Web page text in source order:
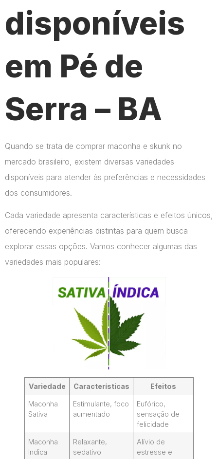
disponíveis
em Pé de
Serra – BA
Quando se trata de comprar maconha e skunk no
mercado brasileiro, existem diversas variedades
disponíveis para atender às preferências e necessidades
dos consumidores.
Cada variedade apresenta características e efeitos únicos,
oferecendo experiências distintas para quem busca
explorar essas opções. Vamos conhecer algumas das
variedades mais populares:
Variedade Características Efeitos
Maconha
Sativa
Estimulante, foco
aumentado
Eufórico,
sensação de
felicidade
Maconha
Indica
Relaxante,
sedativo
Alívio de
estresse e